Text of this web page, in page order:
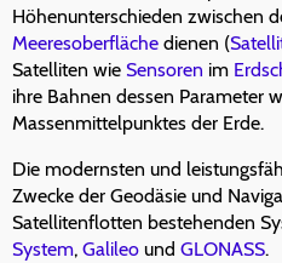
Höhenunterschieden zwischen
Meeresoberfläche dienen (
Satelliten wie Sensoren im
ihre Bahnen dessen Parameter
Massenmittelpunktes der Erde.
Die modernsten und
Zwecke der Geodäsie und
Satellitenflotten bestehenden
System, Galileo und GLONASS.